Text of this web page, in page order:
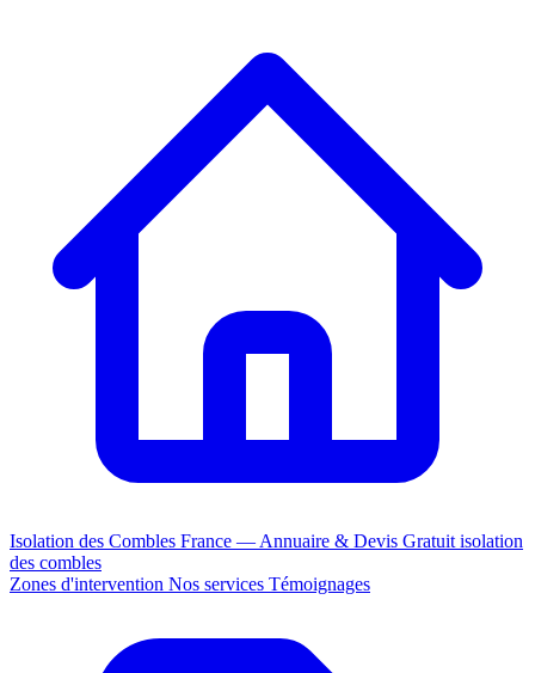
Isolation des Combles France — Annuaire & Devis Gratuit isolation
des combles
Zones d'intervention Nos services Témoignages